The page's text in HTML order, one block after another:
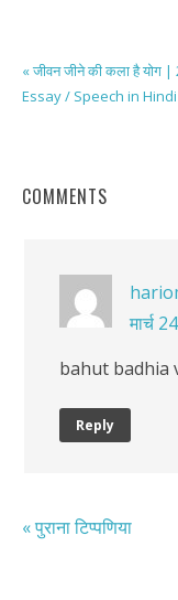
« जीवन जीने की कला है
Essay / Speech in Hindi
COMMENTS
मार्च
bahut badhia
Reply
« पुराना टिप्पणिया